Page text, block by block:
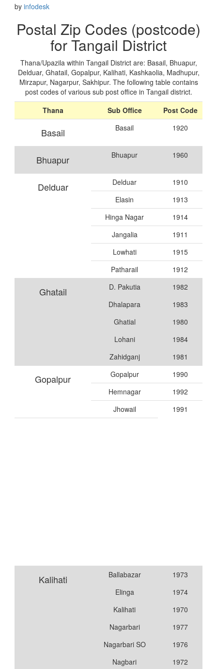
by infodesk
Postal Zip Codes (postcode)
for Tangail District
Thana/Upazila within Tangail District are: Basail, Bhuapur,
Delduar, Ghatail, Gopalpur, Kalihati, Kashkaolia, Madhupur,
Mirzapur, Nagarpur, Sakhipur. The following table contains
post codes of various sub post office in Tangail district.
Thana
Sub Office Post Code
Basail Basail 1920
Bhuapur Bhuapur 1960
Delduar Delduar
1910
Elasin
1913
Hinga Nagar
1914
Jangalia
1911
Lowhati
1915
Patharail
1912
Ghatail D. Pakutia
1982
Dhalapara
1983
Ghatial
1980
Lohani
1984
Zahidganj
1981
Gopalpur Gopalpur
1990
Hemnagar
1992
Jhowail
1991
Kalihati Ballabazar
1973
Elinga
1974
Kalihati
1970
Nagarbari
1977
Nagarbari SO
1976
Nagbari
1972